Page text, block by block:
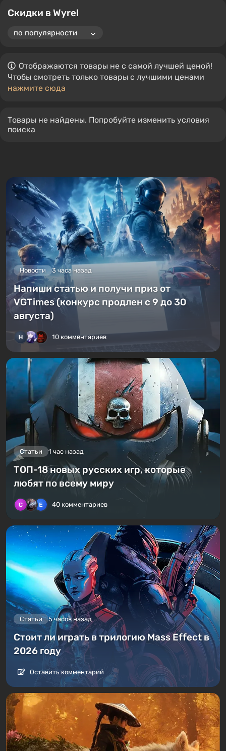
Скидки в Wyrel
Отображаются товары не с самой лучшей ценой!
Чтобы смотреть только товары с лучшими ценами
нажмите сюда
Товары не найдены. Попробуйте изменить условия
поиска
Новости 3 часа назад
Напиши статью и получи приз от
VGTimes (конкурс продлен с 9 до 30
августа)
10 комментариев
Статьи 1 час назад
ТОП-18 новых русских игр, которые
любят по всему миру
40 комментариев
Статьи 5 часов назад
Стоит ли играть в трилогию Mass Effect в
2026 году
Оставить комментарий